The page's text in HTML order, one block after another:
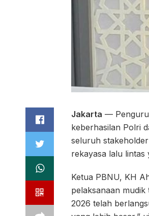
Jakarta —
keberhasilan Polri
seluruh
rekayasa lalu lintas
Ketua PBNU, KH
pelaksanaan
2026 telah